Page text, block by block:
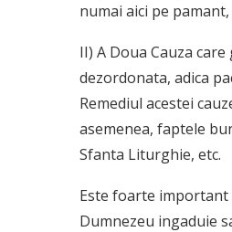
numai aici pe
II) A Doua Cauza
dezordonata, adica
Remediul acestei
asemenea, faptele
Sfanta Liturghie, etc.
Este foarte important
Dumnezeu ingaduie